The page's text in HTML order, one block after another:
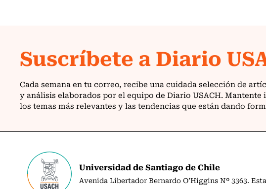
Universidad de Santiago de Chile
Avenida Libertador Bernardo O’Higgins Nº 3363.